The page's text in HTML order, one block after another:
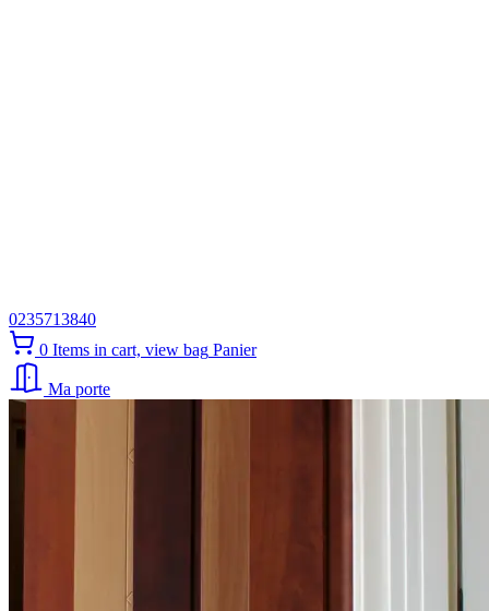
0235713840
0 Items in cart, view bag Panier
Ma porte